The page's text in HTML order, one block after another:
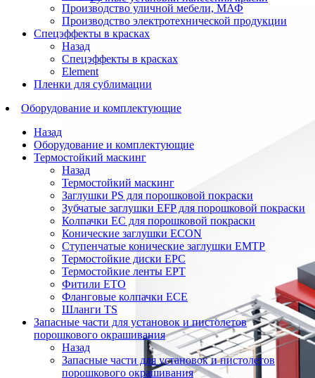
Производство уличной мебели, МАФ
Производство электротехнической продукции
Спецэффекты в красках
Назад
Спецэффекты в красках
Element
Пленки для сублимации
Оборудование и комплектующие
Назад
Оборудование и комплектующие
Термостойкий маскинг
Назад
Термостойкий маскинг
Заглушки PS для порошковой покраски
Зубчатые заглушки EFP для порошковой покраски
Колпачки ЕС для порошковой покраски
Конические заглушки ECON
Ступенчатые конические заглушки EMTP
Термостойкие диски EPC
Термостойкие ленты EPT
Фитили ETO
Фланговые колпачки ECE
Шланги TS
Запасные части для установок и пистолетов
порошкового окрашивания
Назад
Запасные части для установок и пистолетов
порошкового окрашивания